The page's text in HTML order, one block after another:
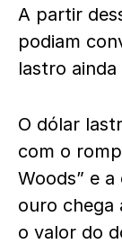
A partir
podiam
lastro ainda
O dólar
com o
Woods” e
ouro chega
o valor do